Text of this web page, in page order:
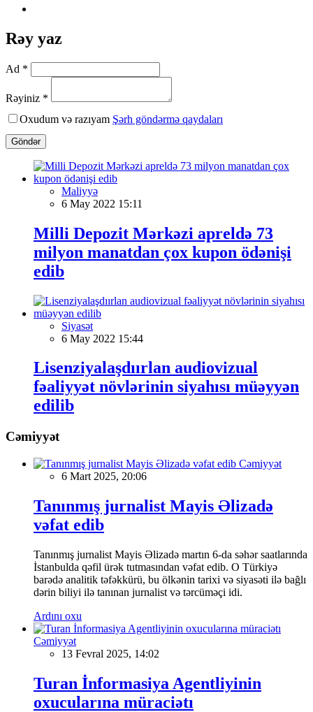
Rəy yaz
Ad *
Rəyiniz *
Oxudum və razıyam Şərh göndərmə qaydaları
Göndər
Maliyyə
6 May 2022 15:11
Milli Depozit Mərkəzi apreldə 73
milyon manatdan çox kupon ödənişi
edib
Siyasət
6 May 2022 15:44
Lisenziyalaşdıırlan audiovizual
fəaliyyət növlərinin siyahısı müəyyən
edilib
Cəmiyyət
Cəmiyyət
6 Mart 2025, 20:06
Tanınmış jurnalist Mayis Əlizadə
vəfat edib
Tanınmış jurnalist Mayis Əlizadə martın 6-da səhər saatlarında
İstanbulda qəfil ürək tutmasından vəfat edib. O Türkiyə
barədə analitik təfəkkürü, bu ölkənin tarixi və siyasəti ilə bağlı
dərin biliyi ilə tanınan jurnalist və tərcüməçi idi.
Ardını oxu
Cəmiyyət
13 Fevral 2025, 14:02
Turan İnformasiya Agentliyinin
oxucularına müraciətı